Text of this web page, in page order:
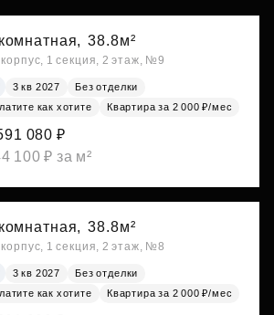
38.8м²
1 секция, 2 этаж, №9
3 кв 2027
Без отделки
как хотите
Квартира за 2 000 ₽/мес
080 ₽
100 ₽ за м²
38.8м²
1 секция, 2 этаж, №8
3 кв 2027
Без отделки
как хотите
Квартира за 2 000 ₽/мес